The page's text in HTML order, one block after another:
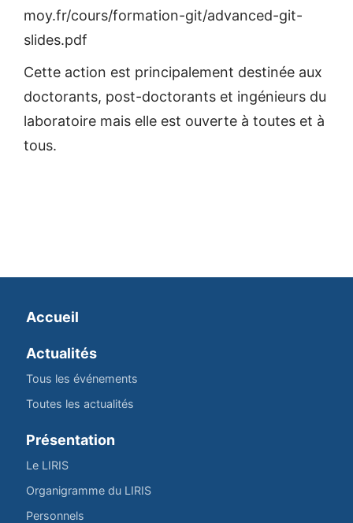
moy.fr/cours/formation-git/advanced-git-
slides.pdf
Cette action est principalement destinée aux
doctorants, post-doctorants et ingénieurs du
laboratoire mais elle est ouverte à toutes et à
tous.
Accueil
Actualités
Tous les événements
Toutes les actualités
Présentation
Le LIRIS
Organigramme du LIRIS
Personnels